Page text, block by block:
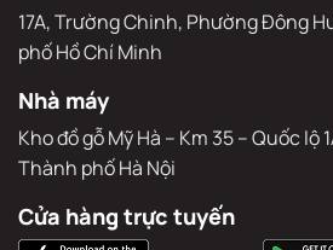
17A, Trường Chinh, Phường Đông
phố Hồ Chí Minh
Nhà máy
Kho đồ gỗ Mỹ Hà – Km 35 – Quốc lộ
Thành phố Hà Nội
Cửa hàng trực tuyến